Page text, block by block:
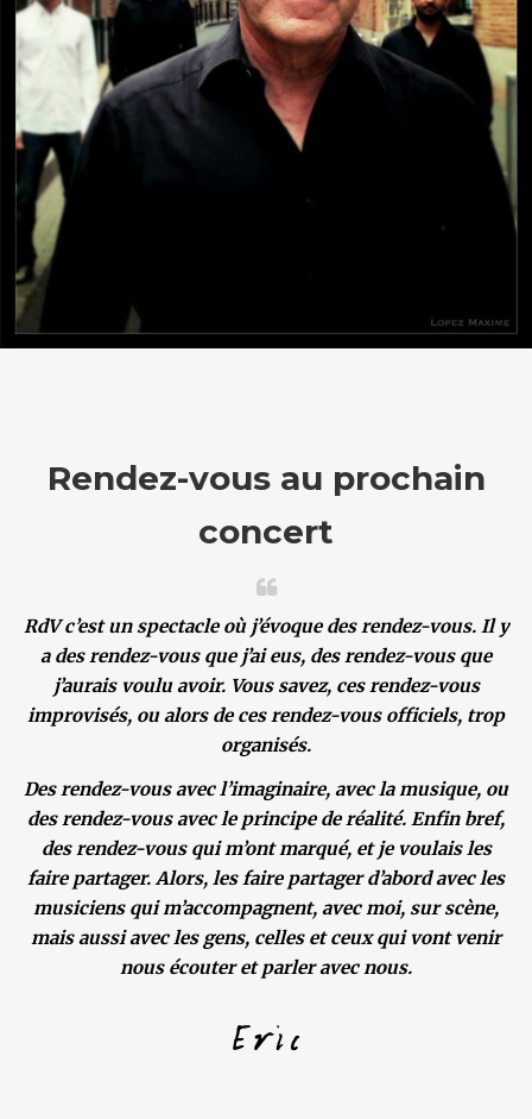
CONTACT
OCCITAN
RECHERCHE
Rendez-vous au prochain
concert
RdV c’est un spectacle où j’évoque des rendez-vous. Il y
a des rendez-vous que j’ai eus, des rendez-vous que
j’aurais voulu avoir. Vous savez, ces rendez-vous
improvisés, ou alors de ces rendez-vous officiels, trop
organisés.
Des rendez-vous avec l’imaginaire, avec la musique, ou
des rendez-vous avec le principe de réalité. Enfin bref,
des rendez-vous qui m’ont marqué, et je voulais les
faire partager. Alors, les faire partager d’abord avec les
musiciens qui m’accompagnent, avec moi, sur scène,
mais aussi avec les gens, celles et ceux qui vont venir
nous écouter et parler avec nous.